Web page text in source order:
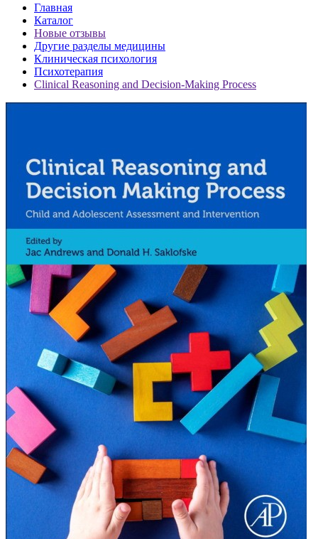
Главная
Каталог
Новые отзывы
Другие разделы медицины
Клиническая психология
Психотерапия
Clinical Reasoning and Decision-Making Process